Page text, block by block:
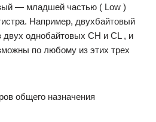
— младшей частью ( Low )
Например, двухбайтовый
двух однобайтовых CH и CL , и
по любому из этих трех
общего назначения